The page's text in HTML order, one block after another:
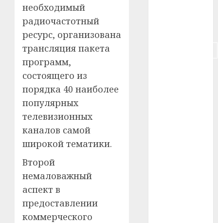
необходимый
радиочастотный
ресурс, организована
трансляция пакета
программ,
состоящего из
порядка 40 наиболее
популярных
телевизионных
каналов самой
широкой тематики.
Второй
немаловажный
аспект в
предоставлении
коммерческого